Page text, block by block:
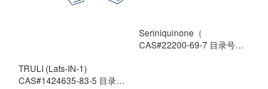
TRULI (Lats-IN-1)
CAS#1424635-83-5 目录号
Seriniquinone（
CAS#22200-69-7 目录号